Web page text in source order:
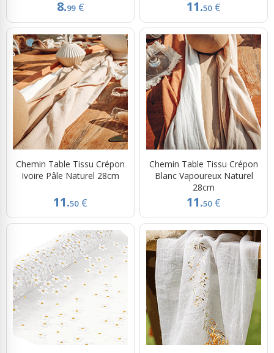
8.99 € 11.50 €
Chemin Table Tissu Crépon
Ivoire Pâle Naturel 28cm
11.50 €
Chemin Table Tissu Crépon
Blanc Vapoureux Naturel
28cm
11.50 €